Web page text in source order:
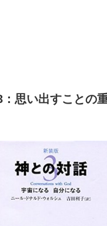
思い出すことの